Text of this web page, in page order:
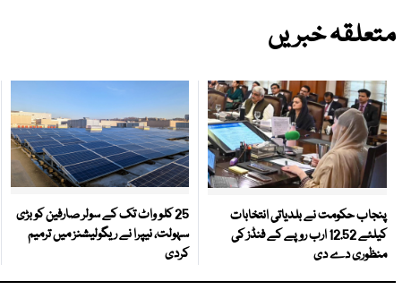
متعلقہ خبریں
پنجاب حکومت نے بلدیاتی انتخابات
کیلئے 12.52 ارب روپے کے فنڈز کی
منظوری دے دی
25 کلو واٹ تک کے سولر صارفین کو بڑی
سہولت، نیپرا نے ریگولیشنز میں ترمیم
کردی